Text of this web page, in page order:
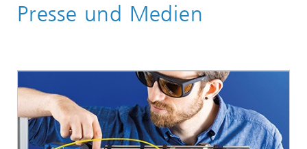
Presse und Medien